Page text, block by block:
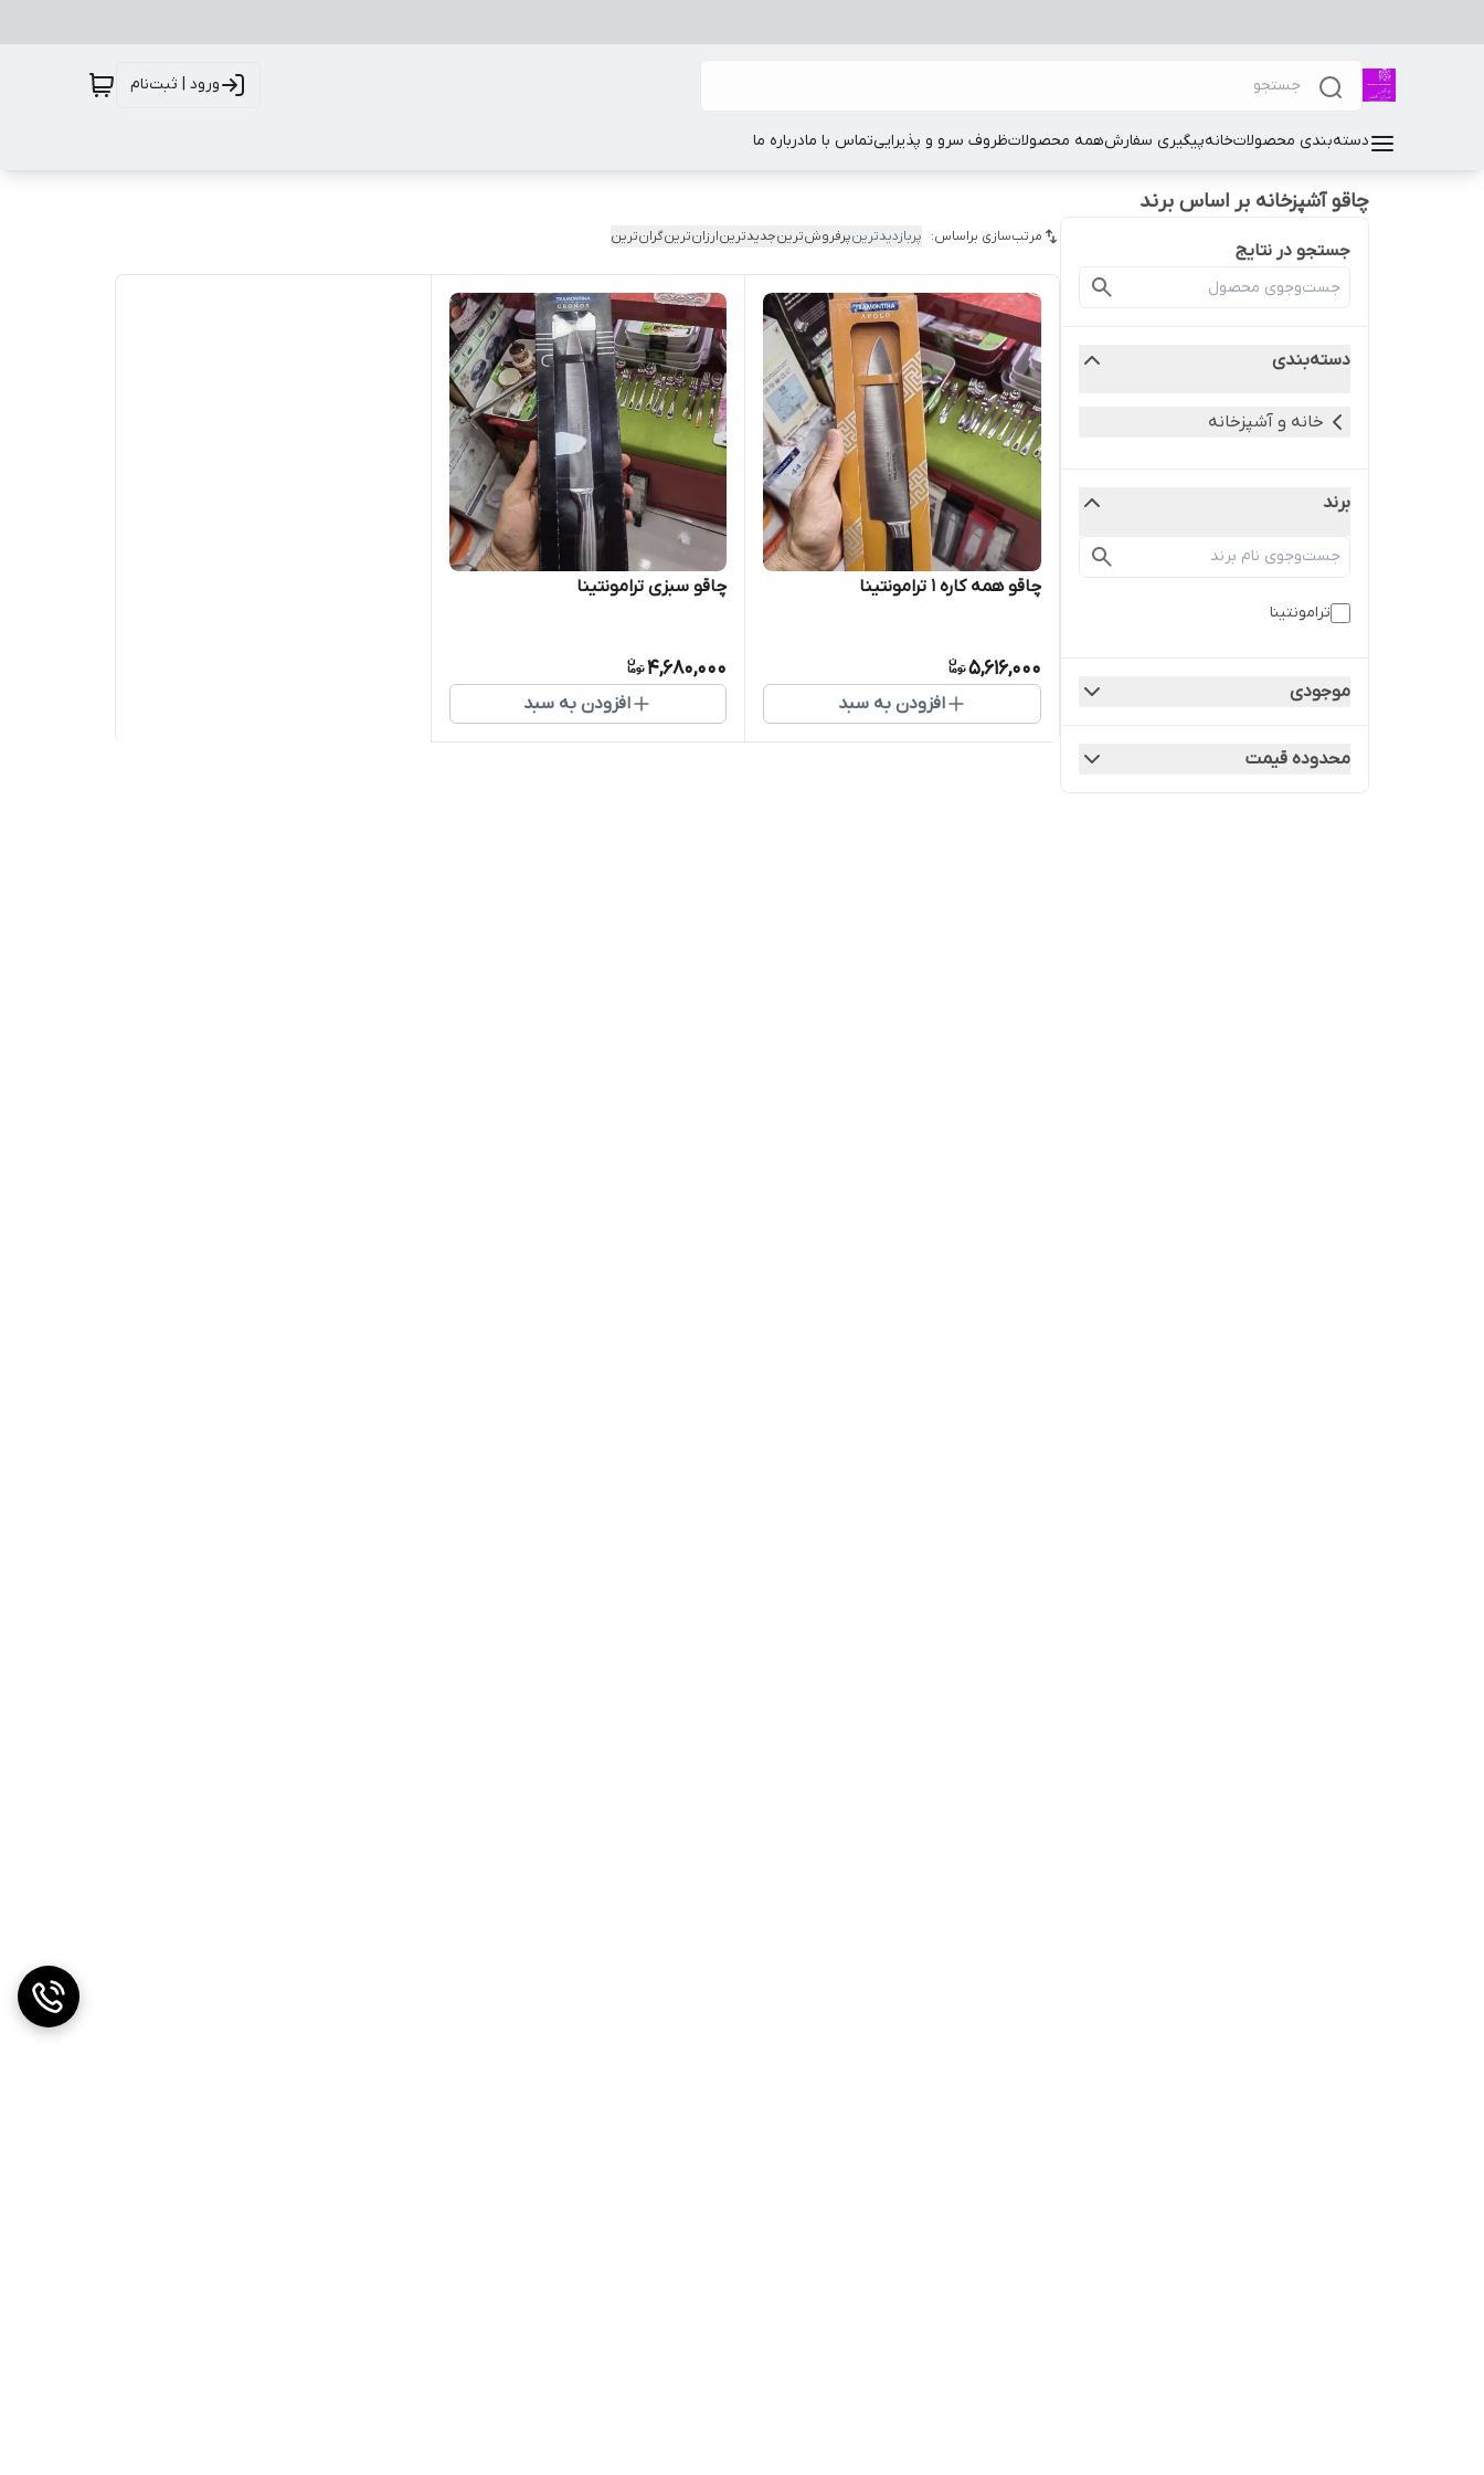
ورود | ثبت‌نام
دسته‌بندی محصولاتخانهپیگیری سفارشهمه محصولاتظروف سرو و پذیراییتماس با مادرباره ما
چاقو آشپزخانه بر اساس برند
جستجو در نتایج
دسته‌بندی
خانه و آشپزخانه
برند
ترامونتینا
موجودی
محدوده قیمت
مرتب‌سازی براساس: پربازدیدترینپرفروش‌ترینجدیدترینارزان‌ترینگران‌ترین
چاقو همه کاره 1 ترامونتینا
5,616,000
افزودن به سبد
چاقو سبزی ترامونتینا
4,680,000
افزودن به سبد